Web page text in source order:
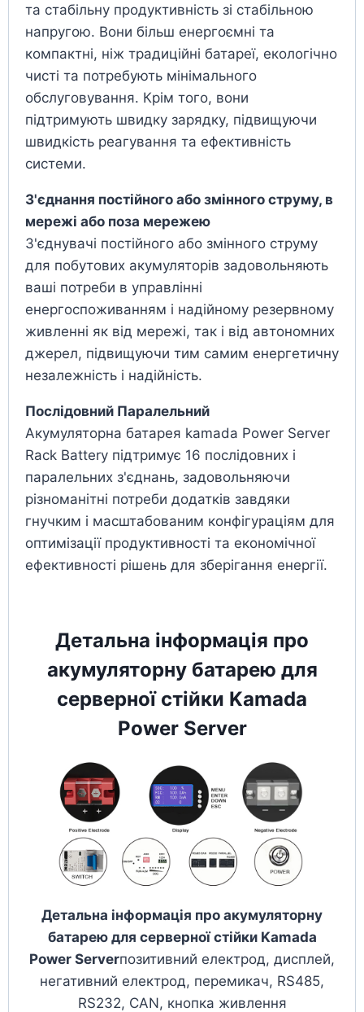
та стабільну продуктивність зі стабільною
напругою. Вони більш енергоємні та
компактні, ніж традиційні батареї, екологічно
чисті та потребують мінімального
обслуговування. Крім того, вони
підтримують швидку зарядку, підвищуючи
швидкість реагування та ефективність
системи.
З'єднання постійного або змінного струму, в
мережі або поза мережею
З'єднувачі постійного або змінного струму
для побутових акумуляторів задовольняють
ваші потреби в управлінні
енергоспоживанням і надійному резервному
живленні як від мережі, так і від автономних
джерел, підвищуючи тим самим енергетичну
незалежність і надійність.
Послідовний Паралельний
Акумуляторна батарея kamada Power Server
Rack Battery підтримує 16 послідовних і
паралельних з'єднань, задовольняючи
різноманітні потреби додатків завдяки
гнучким і масштабованим конфігураціям для
оптимізації продуктивності та економічної
ефективності рішень для зберігання енергії.
Детальна інформація про
акумуляторну батарею для
серверної стійки Kamada
Power Server
Детальна інформація про акумуляторну
батарею для серверної стійки Kamada
Power Serverпозитивний електрод, дисплей,
негативний електрод, перемикач, RS485,
RS232, CAN, кнопка живлення